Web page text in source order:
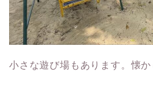
小さな遊び場もあります。懐か